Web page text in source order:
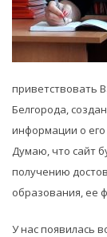
приветствовать
Белгорода,
информации о его
Думаю, что сайт
получению
образования, ее
У нас появилась